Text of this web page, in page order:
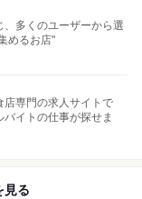
多くのユーザーから選
めるお店"
店専門の求人サイトで
イトの仕事が探せま
見る